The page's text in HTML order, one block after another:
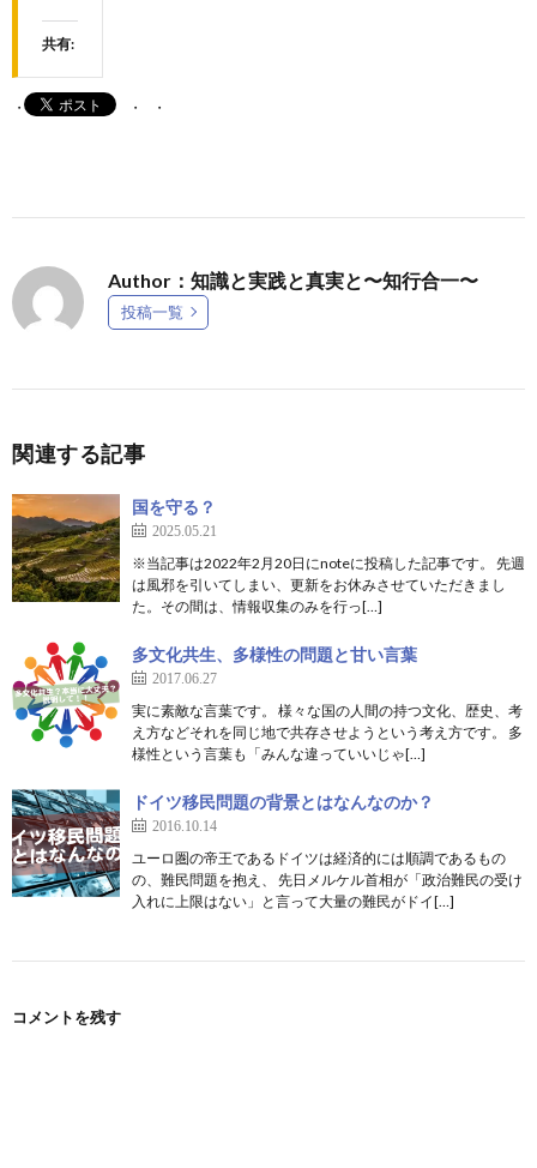
共有:
Author：知識と実践と真実と〜知行合一〜
投稿一覧
関連する記事
国を守る？
2025.05.21
※当記事は2022年2月20日にnoteに投稿した記事です。 先週
は風邪を引いてしまい、更新をお休みさせていただきまし
た。その間は、情報収集のみを行っ[…]
多文化共生、多様性の問題と甘い言葉
2017.06.27
実に素敵な言葉です。 様々な国の人間の持つ文化、歴史、考
え方などそれを同じ地で共存させようという考え方です。 多
様性という言葉も「みんな違っていいじゃ[…]
ドイツ移民問題の背景とはなんなのか？
2016.10.14
ユーロ圏の帝王であるドイツは経済的には順調であるもの
の、難民問題を抱え、 先日メルケル首相が「政治難民の受け
入れに上限はない」と言って大量の難民がドイ[…]
コメントを残す